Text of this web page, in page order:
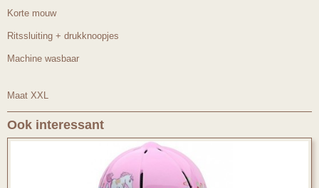
Korte mouw
Ritssluiting + drukknoopjes
Machine wasbaar
Maat XXL
Ook interessant